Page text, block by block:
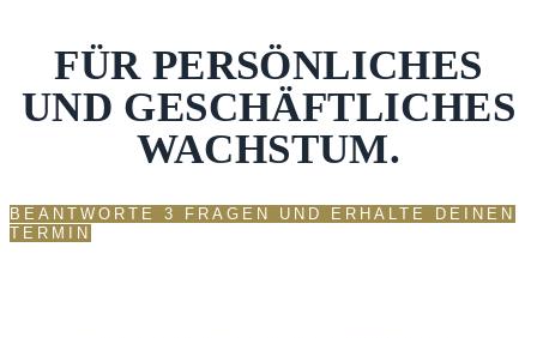
FÜR PERSÖNLICHES
UND GESCHÄFTLICHES
WACHSTUM.
BEANTWORTE 3 FRAGEN UND ERHALTE DEINEN
TERMIN